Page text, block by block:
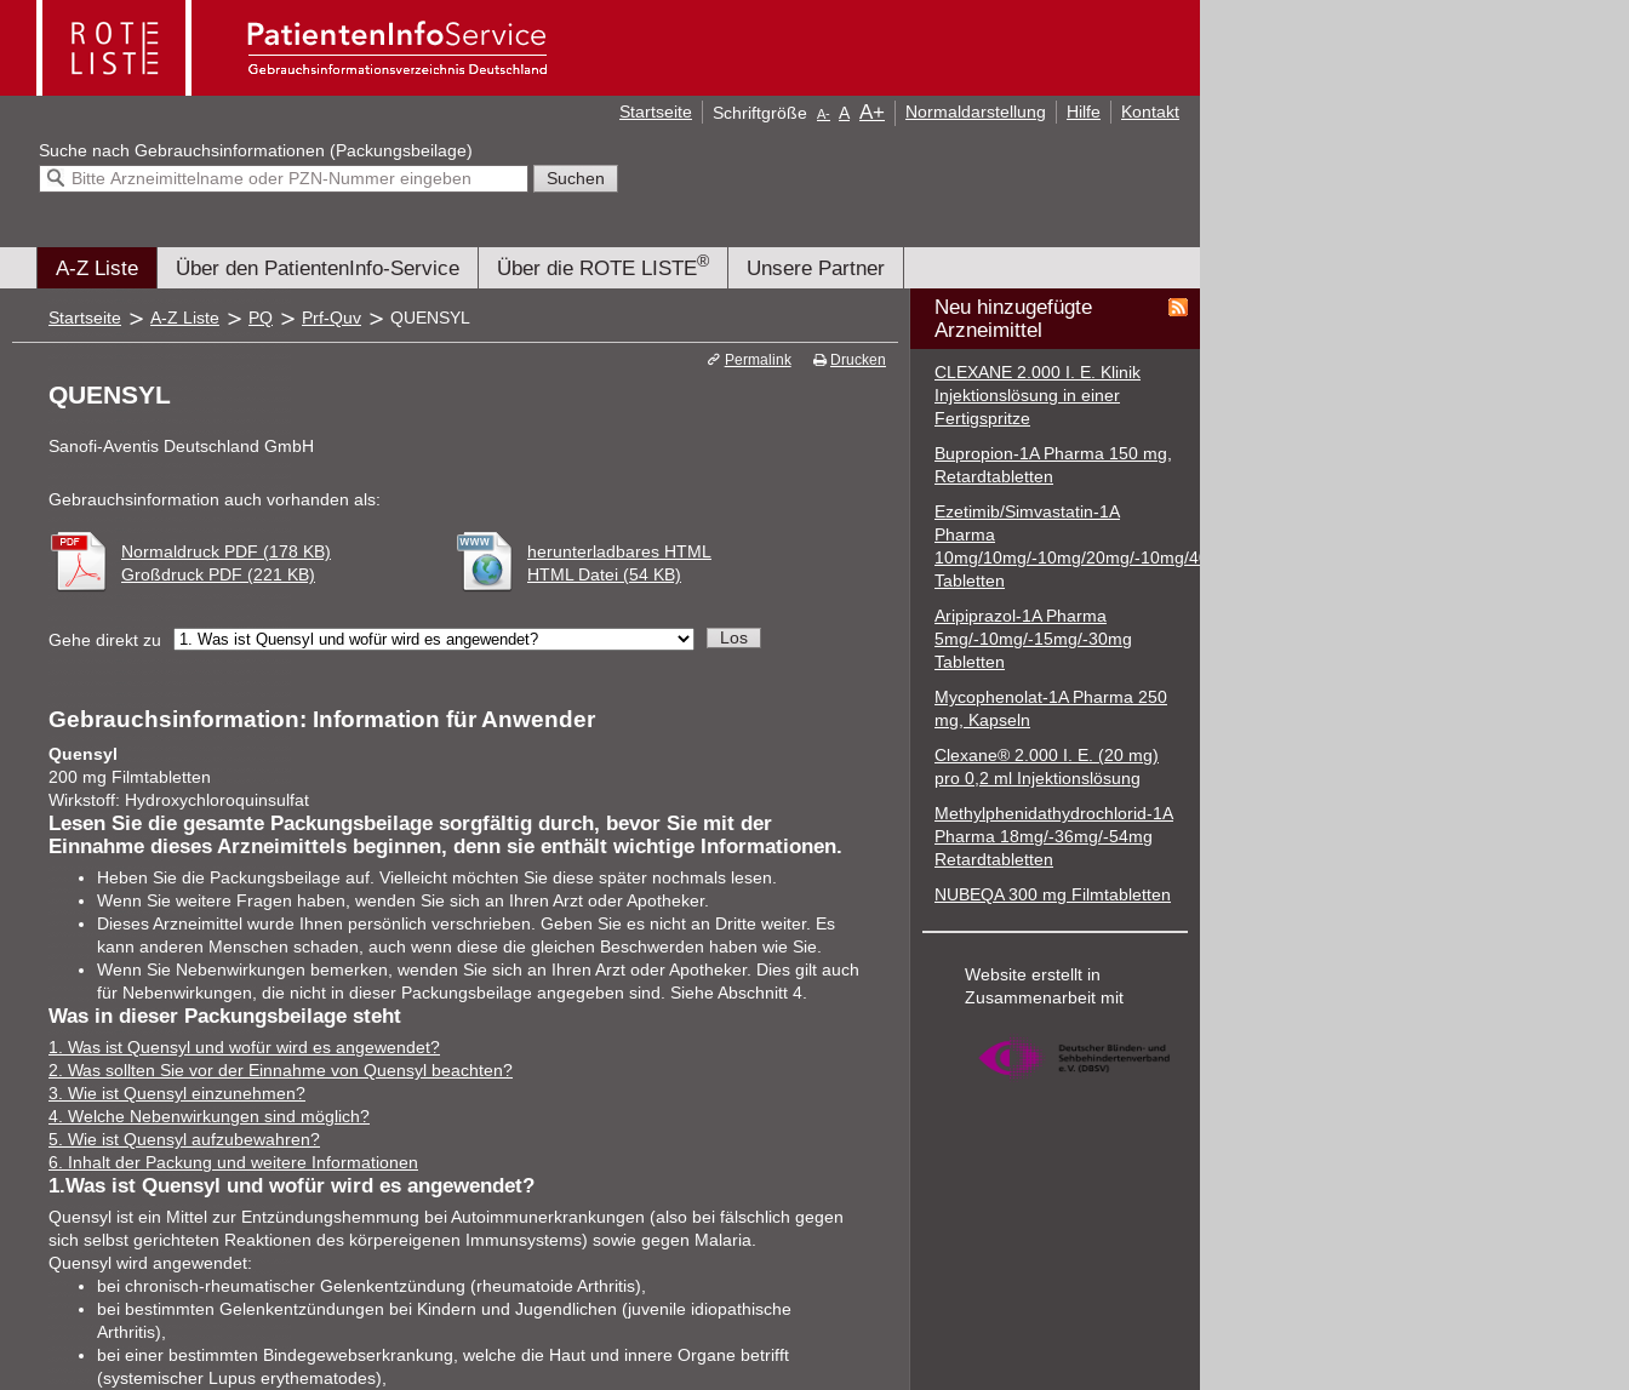
Suche nach Gebrauchsinformationen (Packungsbeilage)
A-Z Liste Über den PatientenInfo-Service Über die ROTE LISTE® Unsere Partner
Startseite Schriftgröße A- A A+ Normaldarstellung Hilfe Kontakt
Startseite A-Z Liste PQ Prf-Quv QUENSYL
QUENSYL
Sanofi-Aventis Deutschland GmbH
Gebrauchsinformation auch vorhanden als:
Normaldruck PDF (178 KB)
Großdruck PDF (221 KB)
herunterladbares HTML
HTML Datei (54 KB)
Gehe direkt zu
Gebrauchsinformation: Information für Anwender
Quensyl
200 mg Filmtabletten
Wirkstoff: Hydroxychloroquinsulfat
Lesen Sie die gesamte Packungsbeilage sorgfältig durch, bevor Sie mit der
Einnahme dieses Arzneimittels beginnen, denn sie enthält wichtige Informationen.
Heben Sie die Packungsbeilage auf. Vielleicht möchten Sie diese später nochmals lesen.
Wenn Sie weitere Fragen haben, wenden Sie sich an Ihren Arzt oder Apotheker.
Dieses Arzneimittel wurde Ihnen persönlich verschrieben. Geben Sie es nicht an Dritte weiter. Es
kann anderen Menschen schaden, auch wenn diese die gleichen Beschwerden haben wie Sie.
Wenn Sie Nebenwirkungen bemerken, wenden Sie sich an Ihren Arzt oder Apotheker. Dies gilt auch
für Nebenwirkungen, die nicht in dieser Packungsbeilage angegeben sind. Siehe Abschnitt 4.
Was in dieser Packungsbeilage steht
1. Was ist Quensyl und wofür wird es angewendet?
2. Was sollten Sie vor der Einnahme von Quensyl beachten?
3. Wie ist Quensyl einzunehmen?
4. Welche Nebenwirkungen sind möglich?
5. Wie ist Quensyl aufzubewahren?
6. Inhalt der Packung und weitere Informationen
1.Was ist Quensyl und wofür wird es angewendet?
Quensyl ist ein Mittel zur Entzündungshemmung bei Autoimmunerkrankungen (also bei fälschlich gegen
sich selbst gerichteten Reaktionen des körpereigenen Immunsystems) sowie gegen Malaria.
Quensyl wird angewendet:
bei chronisch-rheumatischer Gelenkentzündung (rheumatoide Arthritis),
bei bestimmten Gelenkentzündungen bei Kindern und Jugendlichen (juvenile idiopathische
Arthritis),
bei einer bestimmten Bindegewebserkrankung, welche die Haut und innere Organe betrifft
(systemischer Lupus erythematodes),
Permalink Drucken
Neu hinzugefügte
Arzneimittel
CLEXANE 2.000 I. E. Klinik
Injektionslösung in einer
Fertigspritze
Bupropion-1A Pharma 150 mg,
Retardtabletten
Ezetimib/Simvastatin-1A
Pharma
10mg/10mg/-10mg/20mg/-10mg/40mg/-10mg/80mg
Tabletten
Aripiprazol-1A Pharma
5mg/-10mg/-15mg/-30mg
Tabletten
Mycophenolat-1A Pharma 250
mg, Kapseln
Clexane® 2.000 I. E. (20 mg)
pro 0,2 ml Injektionslösung
Methylphenidathydrochlorid-1A
Pharma 18mg/-36mg/-54mg
Retardtabletten
NUBEQA 300 mg Filmtabletten
Website erstellt in
Zusammenarbeit mit